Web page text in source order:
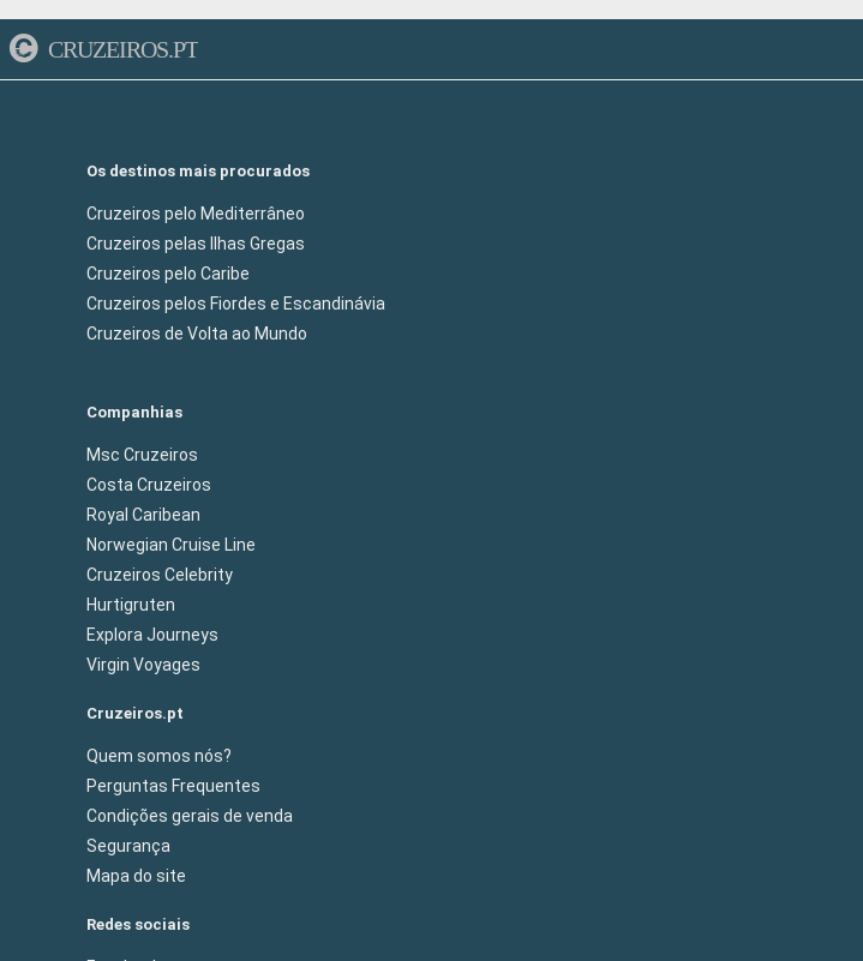
CRUZEIROS.PT
Os destinos mais procurados
Cruzeiros pelo Mediterrâneo
Cruzeiros pelas Ilhas Gregas
Cruzeiros pelo Caribe
Cruzeiros pelos Fiordes e Escandinávia
Cruzeiros de Volta ao Mundo
Companhias
Msc Cruzeiros
Costa Cruzeiros
Royal Caribean
Norwegian Cruise Line
Cruzeiros Celebrity
Hurtigruten
Explora Journeys
Virgin Voyages
Cruzeiros.pt
Quem somos nós?
Perguntas Frequentes
Condições gerais de venda
Segurança
Mapa do site
Redes sociais